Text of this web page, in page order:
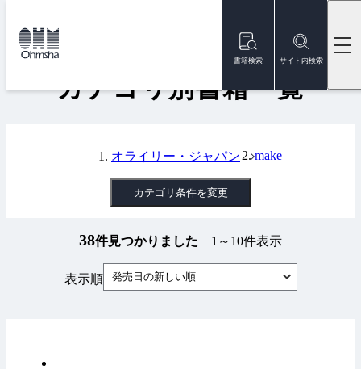
書籍検索 サイト内検索
トップ
カテゴリ別書籍一覧
オライリー・ジャパン make
カテゴリ条件を変更
38件見つかりました 1～10件表示
表示順 発売日の新しい順